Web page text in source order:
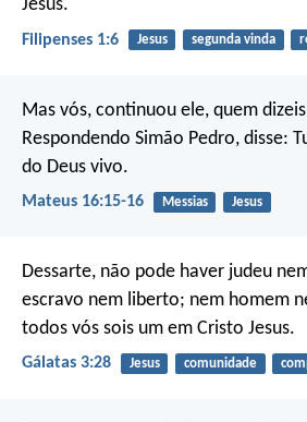
Jesus.
Filipenses 1:6 Jesus segunda vinda
Mas vós, continuou ele, quem
Respondendo Simão Pedro, disse:
do Deus vivo.
Mateus 16:15-16 Messias Jesus
Dessarte, não pode haver judeu
escravo nem liberto; nem homem
todos vós sois um em Cristo Jesus.
Gálatas 3:28 Jesus comunidade